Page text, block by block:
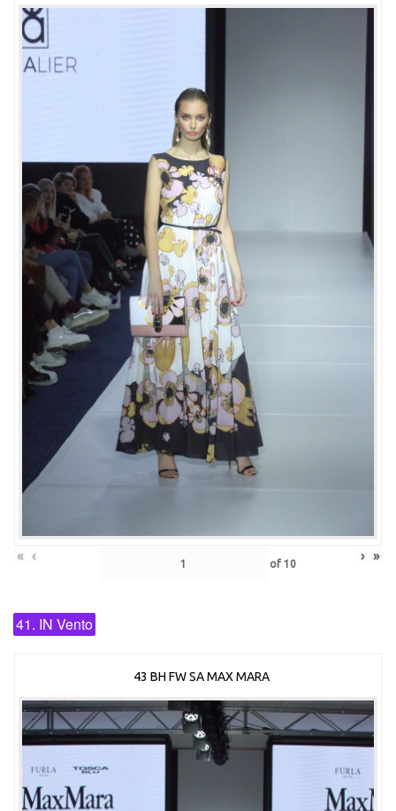
« ‹ of 10 › »
41. IN Vento
43 BH FW SA MAX MARA